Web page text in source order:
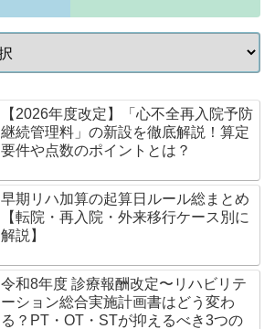
【2026年度改定】「心不全再入院予防
継続管理料」の新設を徹底解説！算定
要件や点数のポイントとは？
早期リハ加算の起算日ルール総まとめ
【転院・再入院・外来移行ケース別に
解説】
令和8年度 診療報酬改定〜リハビリテ
ーション総合実施計画書はどう変わ
る？PT・OT・STが抑えるべき3つの